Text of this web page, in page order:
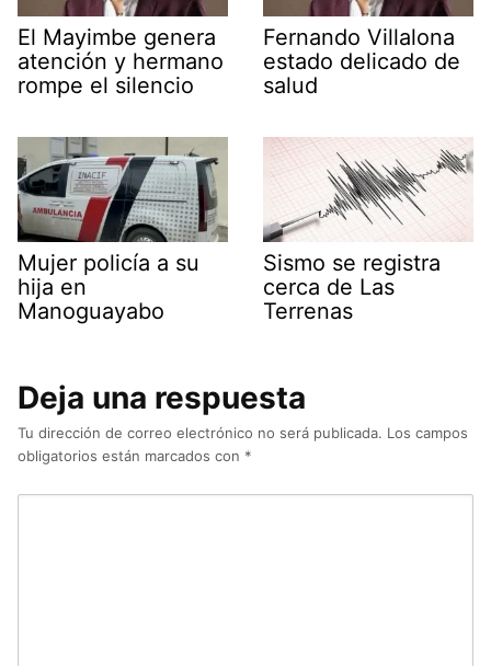
El Mayimbe genera
atención y hermano
rompe el silencio
Fernando Villalona
estado delicado de
salud
Mujer policía a su
hija en
Manoguayabo
Sismo se registra
cerca de Las
Terrenas
Deja una respuesta
Tu dirección de correo electrónico no será publicada. Los campos
obligatorios están marcados con *